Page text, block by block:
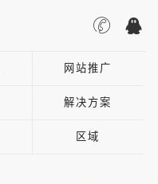
网站推广
解决方案
区域